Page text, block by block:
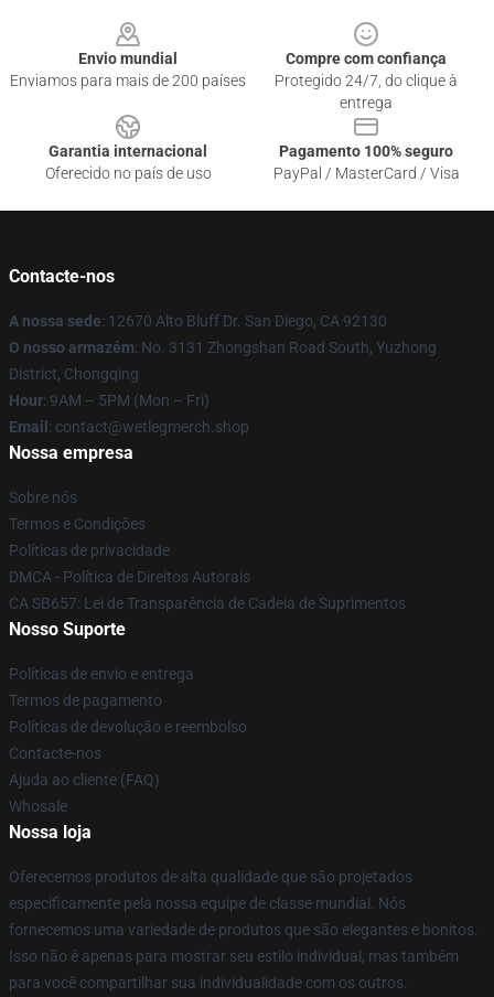
Envio mundial
Enviamos para mais de 200 países
Compre com confiança
Protegido 24/7, do clique à
entrega
Garantia internacional
Oferecido no país de uso
Pagamento 100% seguro
PayPal / MasterCard / Visa
Contacte-nos
A nossa sede: 12670 Alto Bluff Dr. San Diego, CA 92130
O nosso armazém: No. 3131 Zhongshan Road South, Yuzhong
District, Chongqing
Hour: 9AM – 5PM (Mon – Fri)
Email : contact@wetlegmerch.shop
Nossa empresa
Sobre nós
Termos e Condições
Políticas de privacidade
DMCA - Política de Direitos Autorais
CA SB657: Lei de Transparência de Cadeia de Suprimentos
Nosso Suporte
Políticas de envio e entrega
Termos de pagamento
Políticas de devolução e reembolso
Contacte-nos
Ajuda ao cliente (FAQ)
Whosale
Nossa loja
Oferecemos produtos de alta qualidade que são projetados
especificamente pela nossa equipe de classe mundial. Nós
fornecemos uma variedade de produtos que são elegantes e bonitos.
Isso não é apenas para mostrar seu estilo individual, mas também
para você compartilhar sua individualidade com os outros.